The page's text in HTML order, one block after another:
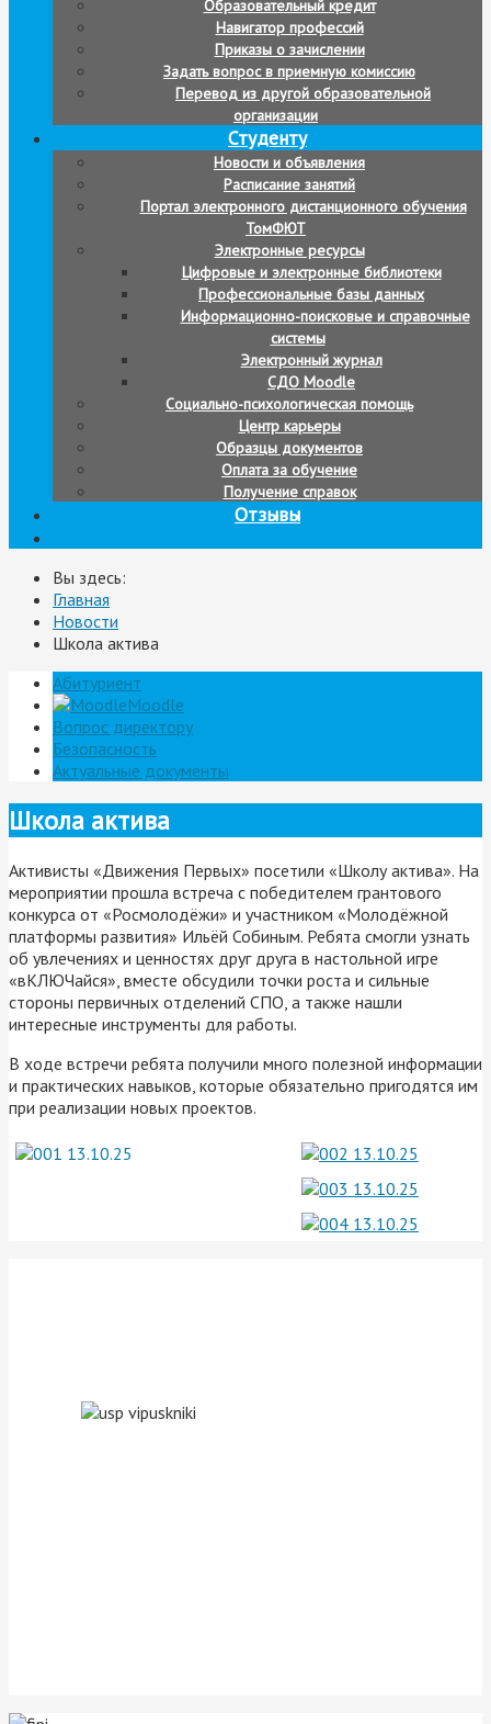
Образовательный кредит
Навигатор профессий
Приказы о зачислении
Задать вопрос в приемную комиссию
Перевод из другой образовательной
организации
Студенту
Новости и объявления
Расписание занятий
Портал электронного дистанционного обучения
ТомФЮТ
Электронные ресурсы
Цифровые и электронные библиотеки
Профессиональные базы данных
Информационно-поисковые и справочные
системы
Электронный журнал
СДО Moodle
Социально-психологическая помощь
Центр карьеры
Образцы документов
Оплата за обучение
Получение справок
Отзывы
Вы здесь:
Главная
Новости
Школа актива
Абитуриент
Moodle
Вопрос директору
Безопасность
Актуальные документы
Школа актива
Активисты «Движения Первых» посетили «Школу актива». На
мероприятии прошла встреча с победителем грантового
конкурса от «Росмолодёжи» и участником «Молодёжной
платформы развития» Ильёй Собиным. Ребята смогли узнать
об увлечениях и ценностях друг друга в настольной игре
«вКЛЮЧайся», вместе обсудили точки роста и сильные
стороны первичных отделений СПО, а также нашли
интересные инструменты для работы.
В ходе встречи ребята получили много полезной информации
и практических навыков, которые обязательно пригодятся им
при реализации новых проектов.